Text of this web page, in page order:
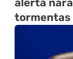
alerta